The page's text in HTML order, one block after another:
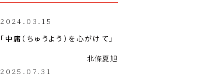
2024.03.15
「中庸（ちゅうよう）を心がけて」
北條夏旭
2025.07.31